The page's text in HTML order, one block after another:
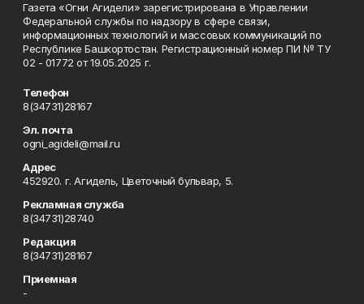
Газета «Огни Агидели» зарегистрирована в Управлении
Федеральной службы по надзору в сфере связи,
информационных технологий и массовых коммуникаций по
Республике Башкортостан. Регистрационный номер ПИ № ТУ
02 - 01772 от 19.05.2025 г.
Телефон
8(34731)28167
Эл. почта
ogni_agideli@mail.ru
Адрес
452920. г. Агидель, Цветочный бульвар, 5.
Рекламная служба
8(34731)28740
Редакция
8(34731)28167
Приемная
-